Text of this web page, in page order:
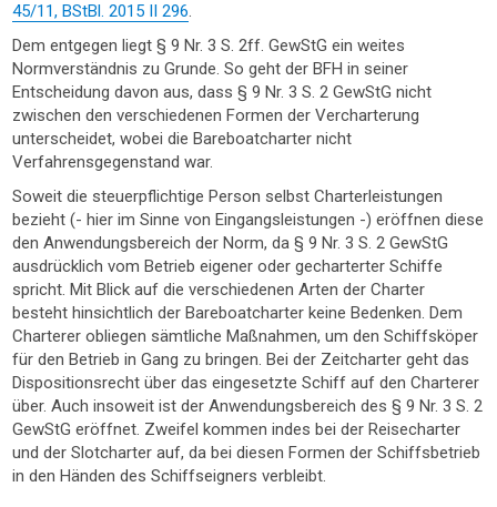
45/11, BStBl. 2015 II 296.
Dem entgegen liegt § 9 Nr. 3 S. 2ff. GewStG ein weites
Normverständnis zu Grunde. So geht der BFH in seiner
Entscheidung davon aus, dass § 9 Nr. 3 S. 2 GewStG nicht
zwischen den verschiedenen Formen der Vercharterung
unterscheidet, wobei die Bareboatcharter nicht
Verfahrensgegenstand war.
Soweit die steuerpflichtige Person selbst Charterleistungen
bezieht (- hier im Sinne von Eingangsleistungen -) eröffnen diese
den Anwendungsbereich der Norm, da § 9 Nr. 3 S. 2 GewStG
ausdrücklich vom Betrieb eigener oder gecharterter Schiffe
spricht. Mit Blick auf die verschiedenen Arten der Charter
besteht hinsichtlich der Bareboatcharter keine Bedenken. Dem
Charterer obliegen sämtliche Maßnahmen, um den Schiffsköper
für den Betrieb in Gang zu bringen. Bei der Zeitcharter geht das
Dispositionsrecht über das eingesetzte Schiff auf den Charterer
über. Auch insoweit ist der Anwendungsbereich des § 9 Nr. 3 S. 2
GewStG eröffnet. Zweifel kommen indes bei der Reisecharter
und der Slotcharter auf, da bei diesen Formen der Schiffsbetrieb
in den Händen des Schiffseigners verbleibt.